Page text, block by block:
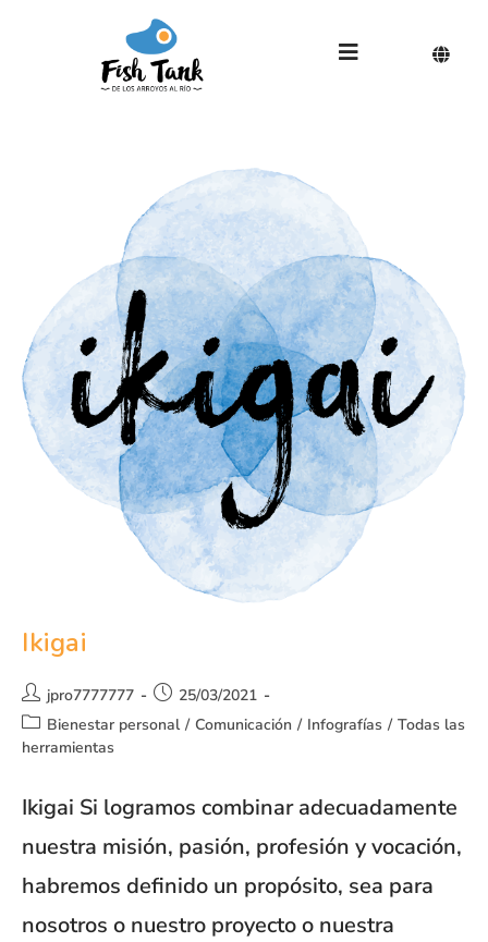
Ikigai
jpro7777777
25/03/2021
Bienestar personal / Comunicación / Infografías / Todas las
herramientas
Ikigai Si logramos combinar adecuadamente
nuestra misión, pasión, profesión y vocación,
habremos definido un propósito, sea para
nosotros o nuestro proyecto o nuestra